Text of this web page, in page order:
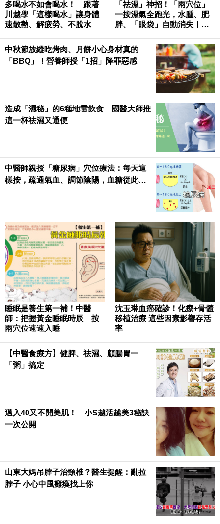
多喝水不如會喝水！ 跟著
川越學「這樣喝水」讓身體
速散熱、解疲勞、不脫水
「祛濕」神招！「兩穴位」
一按濕氣全跑光，水腫、肥
胖、「眼袋」自動消失｜每
中秋節放縱吃烤肉、月餅小心身材真的
「BBQ」！營養師授「1招」降罪惡感
造成「濕秘」的6種地雷飲食 國醫大師推
這一杯祛濕又通便
中醫師親授「糖尿病」穴位療法：每天這
樣按，疏通氣血、調節陰陽，血糖從此乖
睡眠是養生第一補！中醫
師：把握黃金睡眠時辰 按
兩穴位速速入睡
沈玉琳血癌確診！化療+骨髓
移植治療 這些因素影響存活
率
【中醫食療方】健脾、祛濕、顧腸胃一
「粥」搞定
邁入40又不開美肌！ 小S越活越美3秘訣
一次公開
山東大媽吊脖子治頸椎？醫生提醒：亂拉
脖子 小心中風癱瘓找上你